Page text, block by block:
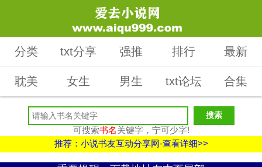
分类 txt分享 强推 排行 最新
耽美 女生 男生 txt论坛 合集
可搜索书名关键字，宁可少字!
推荐：小说书友互动分享网-查看详细>>